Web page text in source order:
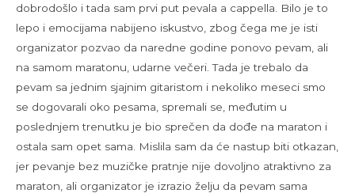
dobrodošlo i tada sam prvi put pevala a cappella. Bilo je to
lepo i emocijama nabijeno iskustvo, zbog čega me je isti
organizator pozvao da naredne godine ponovo pevam, ali
na samom maratonu, udarne večeri. Tada je trebalo da
pevam sa jednim sjajnim gitaristom i nekoliko meseci smo
se dogovarali oko pesama, spremali se, međutim u
poslednjem trenutku je bio sprečen da dođe na maraton i
ostala sam opet sama. Mislila sam da će nastup biti otkazan,
jer pevanje bez muzičke pratnje nije dovoljno atraktivno za
maraton, ali organizator je izrazio želju da pevam sama